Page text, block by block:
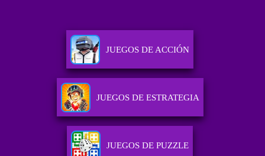
JUEGOS DE ACCIÓN
JUEGOS DE ESTRATEGIA
JUEGOS DE PUZZLE